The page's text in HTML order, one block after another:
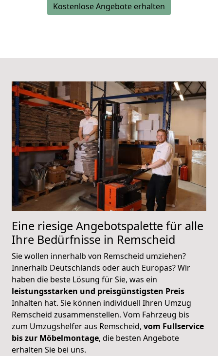
Kostenlose Angebote erhalten
Eine riesige Angebotspalette für alle
Ihre Bedürfnisse in Remscheid
Sie wollen innerhalb von Remscheid umziehen?
Innerhalb Deutschlands oder auch Europas? Wir
haben die beste Lösung für Sie, was ein
leistungsstarken und preisgünstigsten Preis
Inhalten hat. Sie können individuell Ihren Umzug
Remscheid zusammenstellen. Vom Fahrzeug bis
zum Umzugshelfer aus Remscheid, vom Fullservice
bis zur Möbelmontage, die besten Angebote
erhalten Sie bei uns.